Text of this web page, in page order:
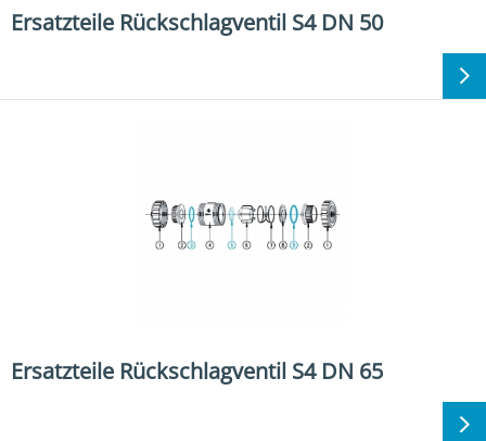
Ersatzteile Rückschlagventil S4 DN 50
Ersatzteile Rückschlagventil S4 DN 65